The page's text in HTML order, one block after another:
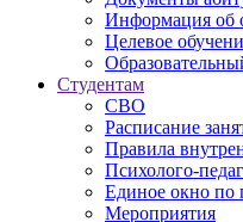
Информация об
Целевое
Студентам
СВО
Расписание
Правила
Психолого-
Единое окно по
Мероприятия